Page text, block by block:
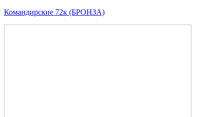
Командирские 72к (БРОНЗА)